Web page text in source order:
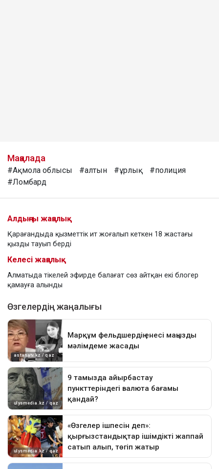
Мақалада
#Ақмола облысы #алтын #ұрлық
#полиция
#Ломбард
Алдыңғы жаңалық
Қарағандыда қызметтік ит жоғалып кеткен 18 жастағы
қызды тауып берді
Келесі жаңалық
Алматыда тікелей эфирде балағат сөз айтқан екі блогер
қамауға алынды